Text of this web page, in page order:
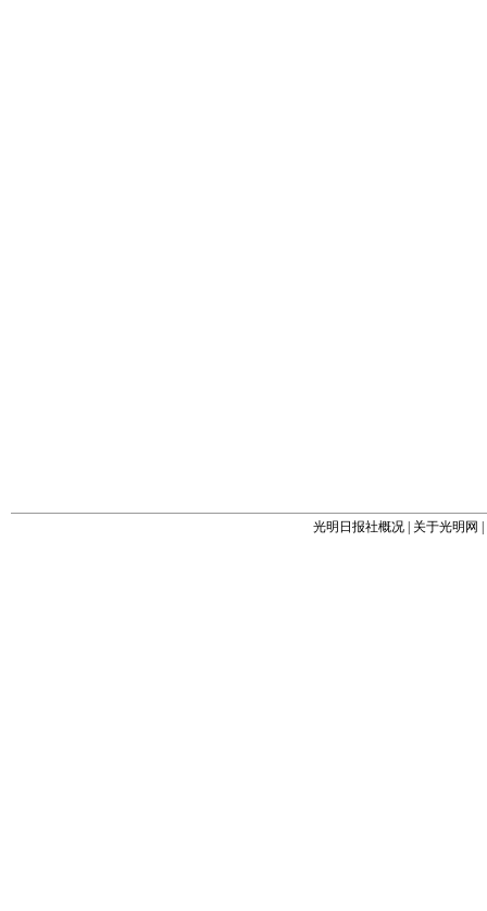
光明日报社概况 关于光明网